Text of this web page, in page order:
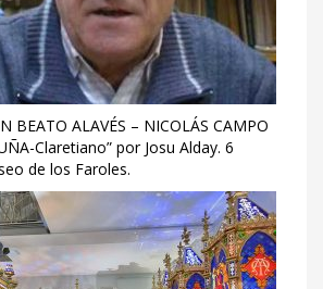
BEATO ALAVÉS – NICOLÁS CAMPO
Claretiano” por Josu Alday. 6
de los Faroles.